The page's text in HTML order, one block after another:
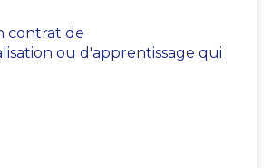
contrat de
ou d'apprentissage qui